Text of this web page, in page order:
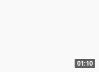
01:10